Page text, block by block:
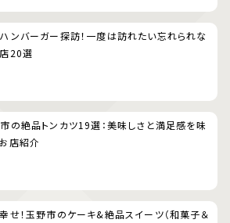
ンバーガー探訪！一度は訪れたい忘れられな
20選
の絶品トンカツ19選：美味しさと満足感を味
店紹介
せ！玉野市のケーキ&絶品スイーツ（和菓子＆